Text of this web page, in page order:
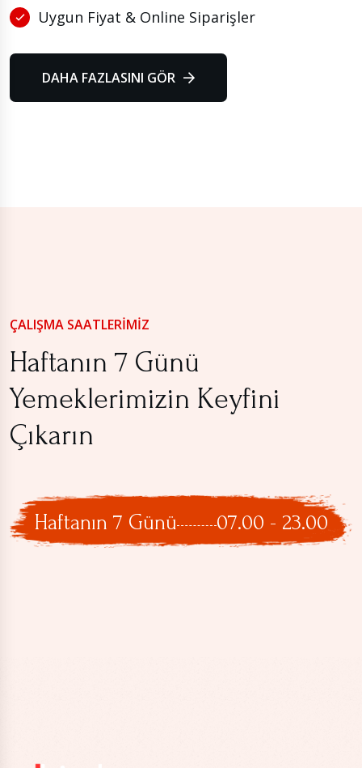
Uygun Fiyat & Online Siparişler
DAHA FAZLASINI GÖR
ÇALIŞMA SAATLERIMIZ
Haftanın 7 Günü
Yemeklerimizin Keyfini
Çıkarın
Haftanın 7 Günü 07.00 - 23.00